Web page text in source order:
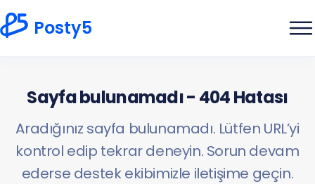
Posty5
Sayfa bulunamadı - 404 Hatası
Aradığınız sayfa bulunamadı. Lütfen URL’yi
kontrol edip tekrar deneyin. Sorun devam
ederse destek ekibimizle iletişime geçin.